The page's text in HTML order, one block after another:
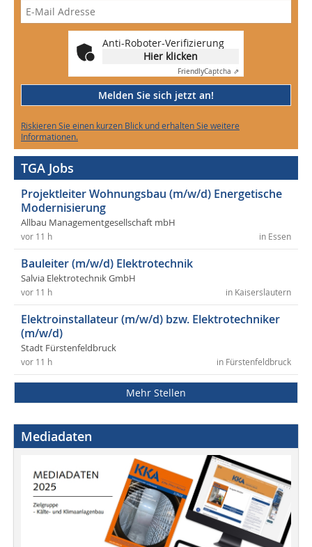
Anti-Roboter-Verifizierung
Hier klicken
FriendlyCaptcha ⇗
Melden Sie sich jetzt an!
Riskieren Sie einen kurzen Blick und erhalten Sie weitere
Informationen.
TGA Jobs
Projektleiter Wohnungsbau (m/w/d) Energetische
Modernisierung
Allbau Managementgesellschaft mbH
in Essen
vor 11 h
Bauleiter (m/w/d) Elektrotechnik
Salvia Elektrotechnik GmbH
in Kaiserslautern
vor 11 h
Elektroinstallateur (m/w/d) bzw. Elektrotechniker
(m/w/d)
Stadt Fürstenfeldbruck
in Fürstenfeldbruck
vor 11 h
Mehr Stellen
Mediadaten